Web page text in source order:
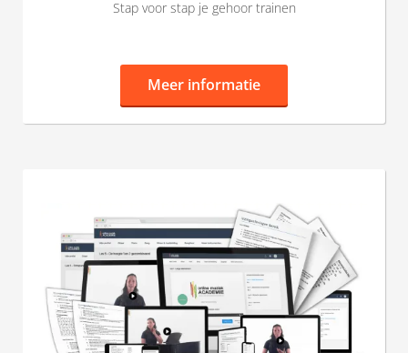
Stap voor stap je gehoor trainen
Meer informatie